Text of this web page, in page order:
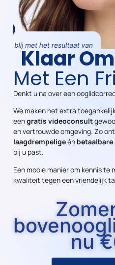
Klaar
Met Een
Denkt u na over een
We maken het extra
eengratis videoconsult
en vertrouwde omgeving. Zo
laagdrempeligeén betaalbare
bij u past.
Een mooie manier om kennis te
kwaliteit tegen een vriendelijk
nu